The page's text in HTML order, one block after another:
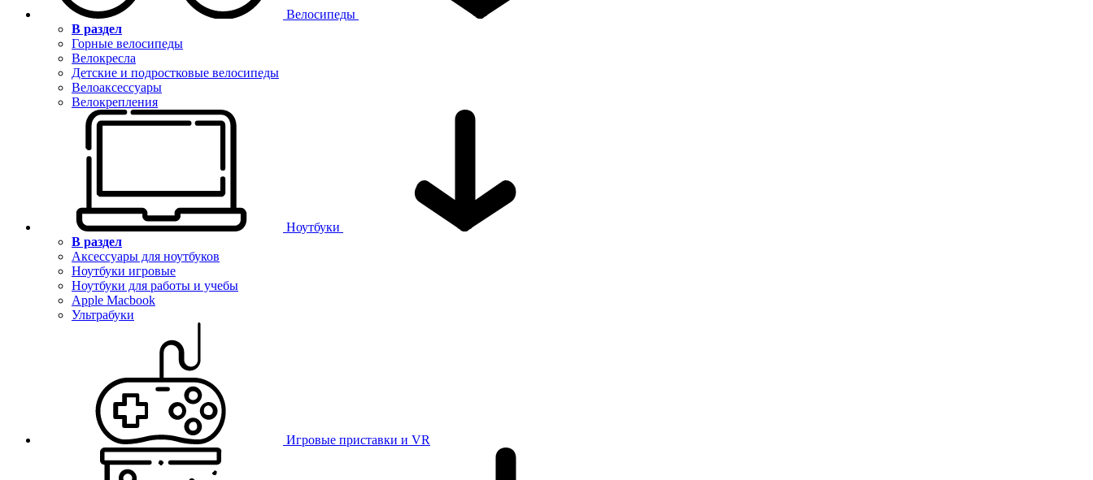
Велосипеды
В раздел
Горные велосипеды
Велокресла
Детские и подростковые велосипеды
Велоаксессуары
Велокрепления
Ноутбуки
В раздел
Аксессуары для ноутбуков
Ноутбуки игровые
Ноутбуки для работы и учебы
Apple Macbook
Ультрабуки
Игровые приставки и VR